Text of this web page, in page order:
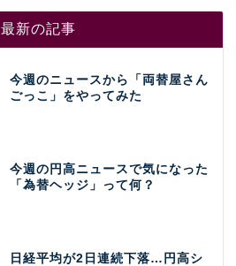
最新の記事
今週のニュースから「両替屋さん
ごっこ」をやってみた
今週の円高ニュースで気になった
「為替ヘッジ」って何？
日経平均が2日連続下落…円高シ